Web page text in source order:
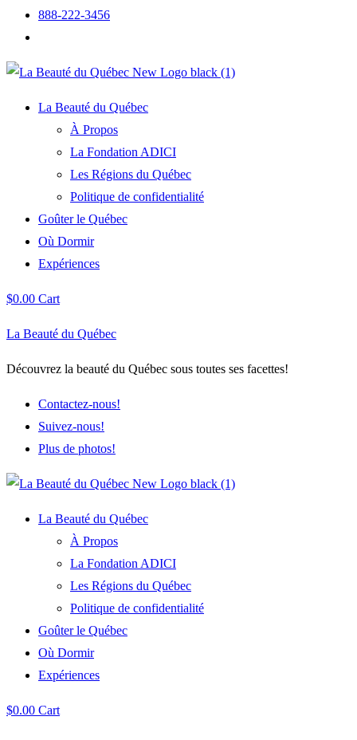
888-222-3456
La Beauté du Québec
À Propos
La Fondation ADICI
Les Régions du Québec
Politique de confidentialité
Goûter le Québec
Où Dormir
Expériences
$0.00 Cart
La Beauté du Québec
Découvrez la beauté du Québec sous toutes ses facettes!
Contactez-nous!
Suivez-nous!
Plus de photos!
La Beauté du Québec
À Propos
La Fondation ADICI
Les Régions du Québec
Politique de confidentialité
Goûter le Québec
Où Dormir
Expériences
$0.00 Cart